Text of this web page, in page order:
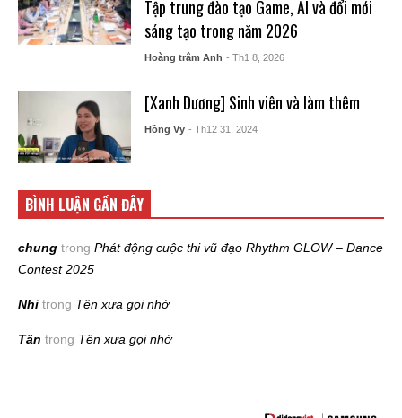
Tập trung đào tạo Game, AI và đổi mới
sáng tạo trong năm 2026
Hoàng trâm Anh - Th1 8, 2026
[Xanh Dương] Sinh viên và làm thêm
Hồng Vy - Th12 31, 2024
BÌNH LUẬN GẦN ĐÂY
chung trong Phát động cuộc thi vũ đạo Rhythm GLOW – Dance
Contest 2025
Nhi trong Tên xưa gọi nhớ
Tân trong Tên xưa gọi nhớ